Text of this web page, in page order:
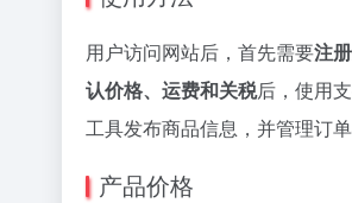
用户访问网站后，首先需要注
认价格、运费和关税后，使用
工具发布商品信息，并管理订单
产品价格